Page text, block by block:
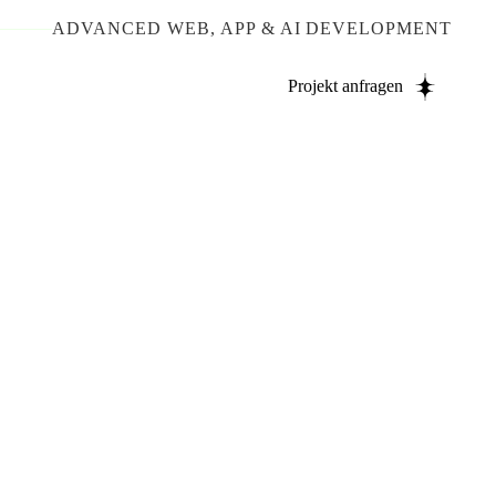
ADVANCED WEB, APP & AI DEVELOPMENT
Projekt anfragen